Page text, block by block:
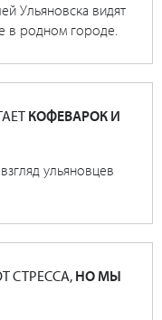
Ульяновска видят
в родном городе.
КОФЕВАРОК И
ульяновцев
СТРЕССА, НО МЫ